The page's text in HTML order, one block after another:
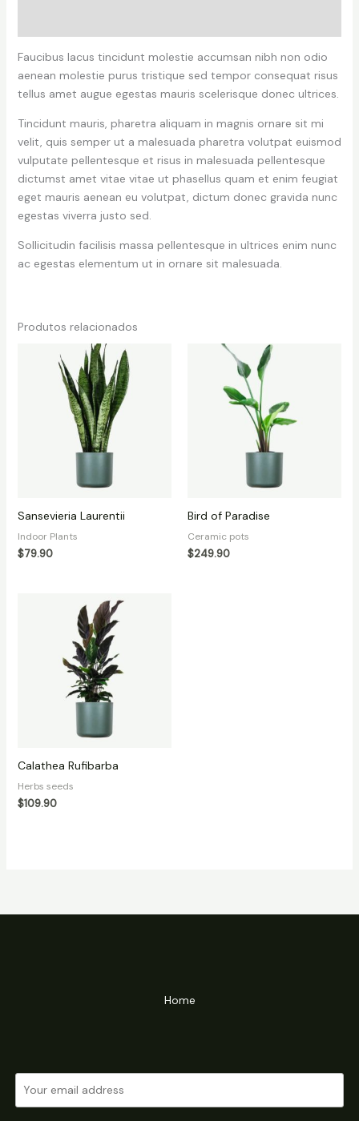
Faucibus lacus tincidunt molestie accumsan nibh non odio
aenean molestie purus tristique sed tempor consequat risus
tellus amet augue egestas mauris scelerisque donec ultrices.
Tincidunt mauris, pharetra aliquam in magnis ornare sit mi
velit, quis semper ut a malesuada pharetra volutpat euismod
vulputate pellentesque et risus in malesuada pellentesque
dictumst amet vitae vitae ut phasellus quam et enim feugiat
eget mauris aenean eu volutpat, dictum donec gravida nunc
egestas viverra justo sed.
Sollicitudin facilisis massa pellentesque in ultrices enim nunc
ac egestas elementum ut in ornare sit malesuada.
Produtos relacionados
Sansevieria Laurentii
Indoor Plants
$79.90
Bird of Paradise
Ceramic pots
$249.90
Calathea Rufibarba
Herbs seeds
$109.90
Home